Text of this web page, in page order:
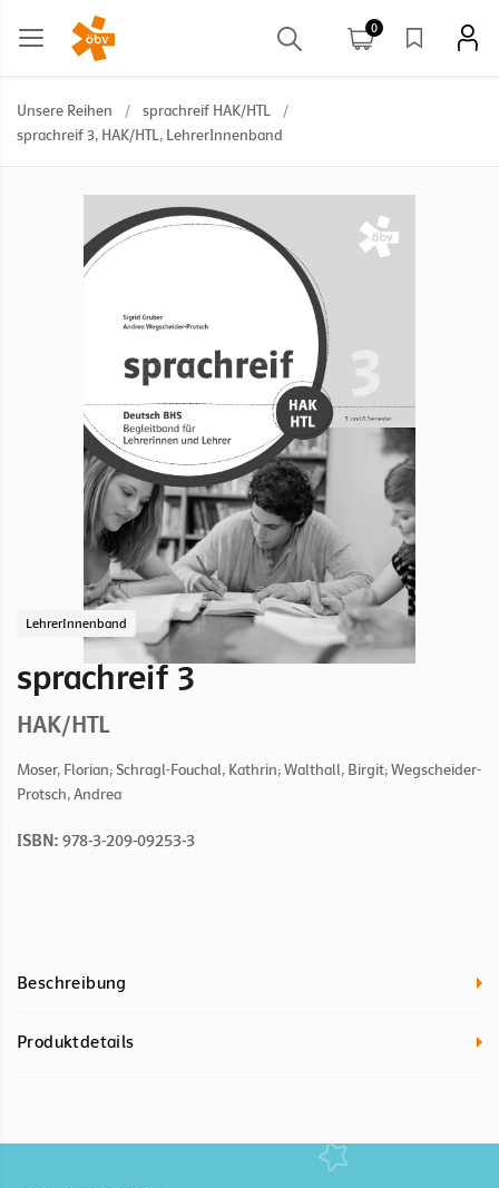
0
Unsere Reihen / sprachreif HAK/HTL
/
sprachreif 3, HAK/HTL, LehrerInnenband
LehrerInnenband
sprachreif 3
HAK/HTL
Moser, Florian; Schragl-Fouchal, Kathrin; Walthall, Birgit; Wegscheider-
Protsch, Andrea
ISBN: 978-3-209-09253-3
Beschreibung
Produktdetails